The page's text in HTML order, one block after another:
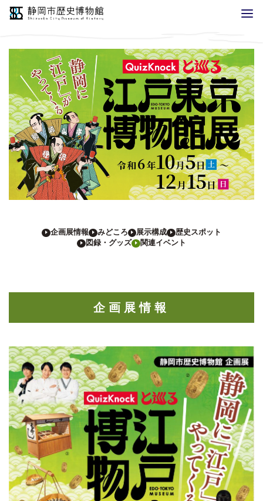
企画展情報 みどころ 展示構成
歴史スポット
図録・グッズ
関連イベント
企画展情報